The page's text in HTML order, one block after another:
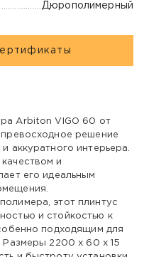
Дюрополимерный
Arbiton VIGO 60 от
решение
аккуратного интерьера.
и
его идеальным
этот плинтус
и стойкостью к
подходящим для
Размеры 2200 x 60 x 15